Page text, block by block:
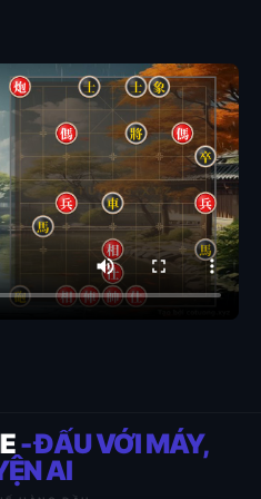
- ĐẤU VỚI MÁY,
AI